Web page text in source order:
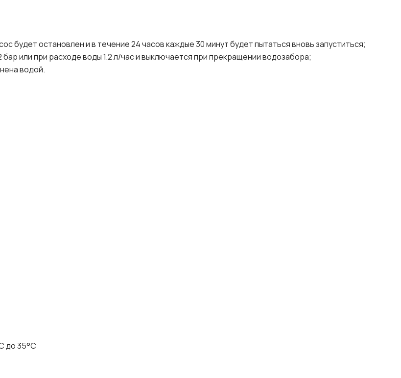
будет остановлен и в течение 24 часов каждые 30 минут будет пытаться вновь запуститься;
или при расходе воды 1.2 л/час и выключается при прекращении водозабора;
водой.
до 35°C